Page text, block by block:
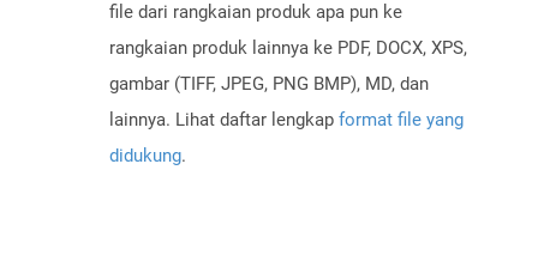
file dari rangkaian produk apa pun ke
rangkaian produk lainnya ke PDF, DOCX, XPS,
gambar (TIFF, JPEG, PNG BMP), MD, dan
lainnya. Lihat daftar lengkap format file yang
didukung.